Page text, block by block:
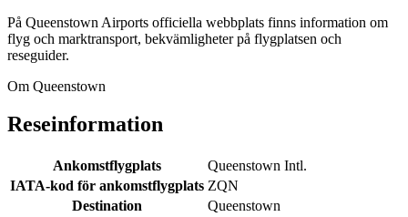
På Queenstown Airports officiella webbplats finns information om
flyg och marktransport, bekvämligheter på flygplatsen och
reseguider.
Om Queenstown
Reseinformation
Ankomstflygplats
Queenstown Intl.
IATA-kod för ankomstflygplats ZQN
Destination
Queenstown